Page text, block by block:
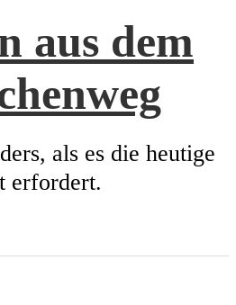
aus dem
als es die heutige
erfordert.